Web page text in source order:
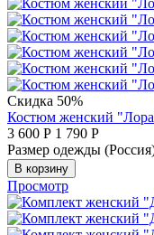
Скидка 50%
Костюм женский
3 600 Р 1 790 Р
Размер одежды
В корзину
Просмотр